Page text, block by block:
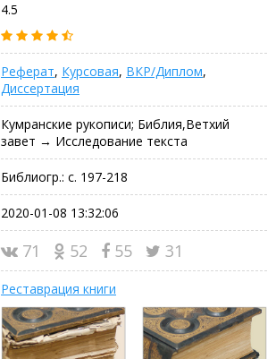
4.5
Реферат, Курсовая, ВКР/Диплом,
Диссертация
Кумранские рукописи; Библия,Ветхий
завет → Исследование текста
Библиогр.: с. 197-218
2020-01-08 13:32:06
71 52 55 31
Реставрация книги